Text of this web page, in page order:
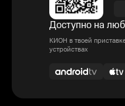
Доступно на
КИОН в твоей
устройствах